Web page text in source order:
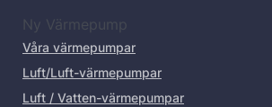
Ny Värmepump
Våra värmepumpar
Luft/Luft-värmepumpar
Luft / Vatten-värmepumpar